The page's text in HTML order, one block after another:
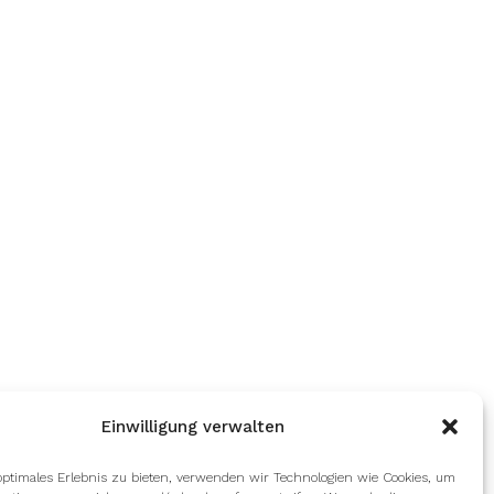
Einwilligung verwalten
Erlebnis zu bieten, verwenden wir Technologien wie Cookies, um